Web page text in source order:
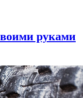
руками